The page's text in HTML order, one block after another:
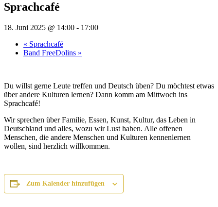
Sprachcafé
18. Juni 2025 @ 14:00 - 17:00
« Sprachcafé
Band FreeDolins »
Du willst gerne Leute treffen und Deutsch üben? Du möchtest etwas
über andere Kulturen lernen? Dann komm am Mittwoch ins
Sprachcafé!
Wir sprechen über Familie, Essen, Kunst, Kultur, das Leben in
Deutschland und alles, wozu wir Lust haben. Alle offenen
Menschen, die andere Menschen und Kulturen kennenlernen
wollen, sind herzlich willkommen.
Zum Kalender hinzufügen